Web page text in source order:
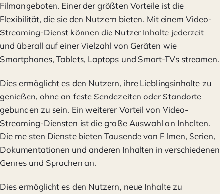
Filmangeboten. Einer der größten Vorteile ist die
Flexibilität, die sie den Nutzern bieten. Mit einem Video-
Streaming-Dienst können die Nutzer Inhalte jederzeit
und überall auf einer Vielzahl von Geräten wie
Smartphones, Tablets, Laptops und Smart-TVs streamen.
Dies ermöglicht es den Nutzern, ihre Lieblingsinhalte zu
genießen, ohne an feste Sendezeiten oder Standorte
gebunden zu sein. Ein weiterer Vorteil von Video-
Streaming-Diensten ist die große Auswahl an Inhalten.
Die meisten Dienste bieten Tausende von Filmen, Serien,
Dokumentationen und anderen Inhalten in verschiedenen
Genres und Sprachen an.
Dies ermöglicht es den Nutzern, neue Inhalte zu